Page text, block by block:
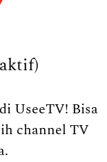
UseeTV! Bisa
channel TV